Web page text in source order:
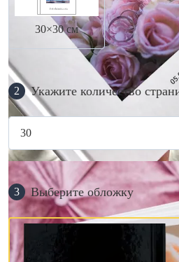
30×30 см
2 Укажите количество
3 Выберите обложку